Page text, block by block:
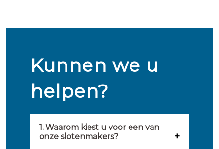
Kunnen we u
helpen?
1. Waarom kiest u voor een van
onze slotenmakers?